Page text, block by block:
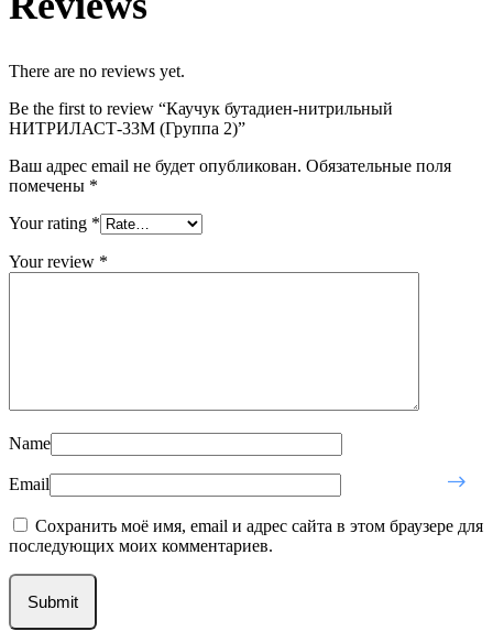
There are no reviews yet.
Be the first to review “Каучук бутадиен-нитрильный
НИТРИЛАСТ-33М (Группа 2)”
Ваш адрес email не будет опубликован. Обязательные поля
помечены *
Your rating *
Your review *
Name
Email
Сохранить моё имя, email и адрес сайта в этом браузере для
последующих моих комментариев.